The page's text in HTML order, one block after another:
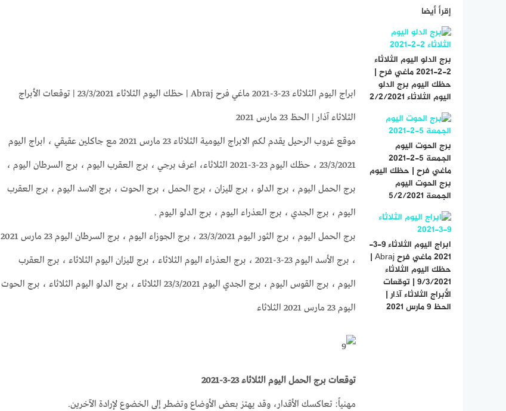
ابراج اليوم الثلاثاء 23-3-2021 ماغي فرح Abraj | حظك اليوم الثلاثاء 23/3/2021 | توقعات الأبراج
الثلاثاء آذار | الحظ 23 مارس 2021
موقع غروب الرحيل يقدم لكم الابراج اليومية الثلاثاء 23 مارس 2021 مع جاكلين عقيقي ، ابراج اليوم
23/3/2021 ، حظك اليوم 23-3-2021 الثلاثاء، اعرف برجي ، برج العقرب اليوم ، برج السرطان اليوم ،
برج الحمل اليوم ، برج الدلو ، برج الميزان ، برج الحمل ، برج الحوت ، برج الاسد اليوم ، برج العقرب
اليوم ، برج الجدي ، برج العذراء اليوم ، برج الدلو اليوم .
برج الحمل اليوم ، برج الثور اليوم 23/3/2021 ، برج الجوزاء اليوم ، برج السرطان اليوم 23 مارس 2021
، برج الأسد اليوم 23-3-2021 ، برج العذراء اليوم الثلاثاء ، برج الميزان اليوم الثلاثاء ، برج العقرب
اليوم ، برج القوس اليوم ، برج الجدي اليوم 23/3/2021 الثلاثاء ، برج الدلو اليوم الثلاثاء ، برج الحوت
اليوم 23 مارس 2021 الثلاثاء
توقعات برج الحمل اليوم الثلاثاء 23-3-2021
مهنياً: تعاكسك الأقدار، وقد يهتز بعض الأوضاع وتضطر إلى الخضوع لإرادة الآخرين.
إقرأ أيضا
برج الدلو اليوم الثلاثاء
2-2-2021 ماغي فرح |
حظك اليوم برج الدلو
اليوم الثلاثاء 2/2/2021
برج الحوت اليوم
الجمعة 5-2-2021
ماغي فرح | حظك اليوم
برج الحوت اليوم
الجمعة 5/2/2021
ابراج اليوم الثلاثاء 9-3-
2021 ماغي فرح Abraj |
حظك اليوم الثلاثاء
9/3/2021 | توقعات
الأبراج الثلاثاء آذار |
الحظ 9 مارس 2021